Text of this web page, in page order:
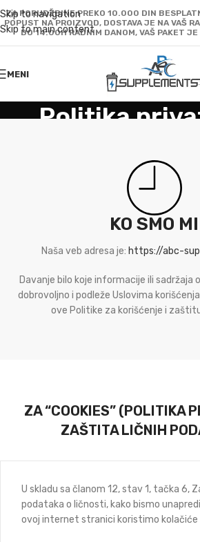
Skip to navigation
Skip to main content
ZA PORUDŽBINE PREKO 10.000 DIN
POPUST NA PROIZVOD, DOSTAVA JE NA VAŠ
DO 14:00H RADNIM DANOM, VAŠ PAKET JE
MENI
Politika
KO SMO MI
Naša veb adresa je: https://abc-
Davanje bilo koje informacije ili sadržaja
dobrovoljno i podleže Uslovima
ove Politike za korišćenje i
ZA “COOKIES” (POLITIKA
ZAŠTITA LIČNIH
U skladu sa članom 12, stav 1, tačka 6,
podataka o ličnosti, kako bismo
ovoj internet stranici koristimo kolačiće